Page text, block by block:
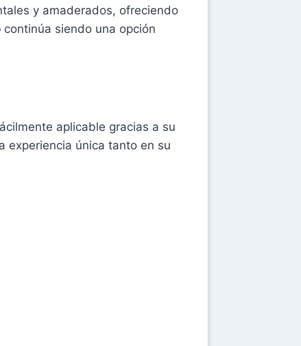
y amaderados, ofreciendo
continúa siendo una opción
aplicable gracias a su
experiencia única tanto en su